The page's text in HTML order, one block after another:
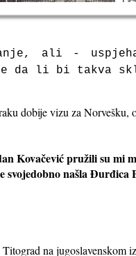
ali -
da li bi takva
dobije vizu za Norvešku,
Kovačević pružili su mi
svojedobno našla
na jugoslavenskom